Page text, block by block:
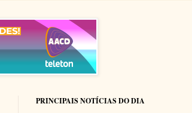
PRINCIPAIS NOTÍCIAS DO DIA